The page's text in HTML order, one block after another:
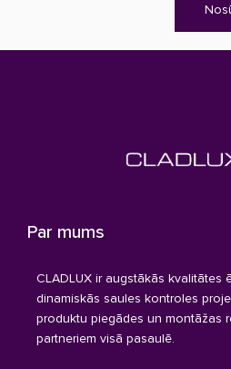
Par mums
CLADLUX ir augstākās kvalitātes
dinamiskās saules kontroles
produktu piegādes un montāžas
partneriem visā pasaulē.